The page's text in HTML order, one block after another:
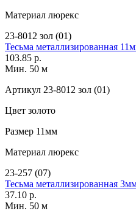
Материал люрекс
23-8012 зол (01)
Тесьма металлизированная
103.85 р.
Мин. 50 м
Артикул 23-8012 зол (01)
Цвет золото
Размер 11мм
Материал люрекс
23-257 (07)
Тесьма металлизированная
37.10 р.
Мин. 50 м